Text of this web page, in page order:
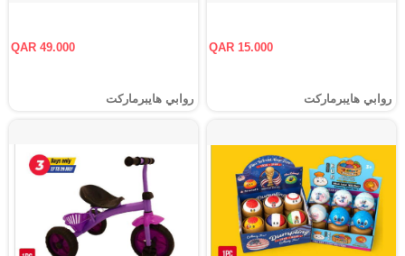
QAR 15.000
روابي هايبرماركت
QAR 49.000
روابي هايبرماركت